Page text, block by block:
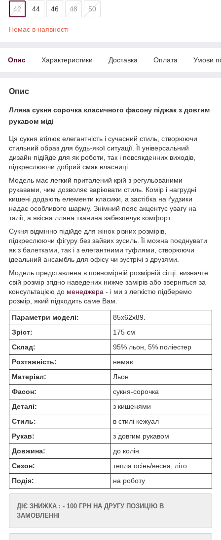
42 44 46 48 50
Немає в наявності
Опис Характеристики Доставка Оплата Умови
Опис
Лляна сукня сорочка класичного фасону піджак з довгим
рукавом міді
Ця сукня втілює елегантність і сучасний стиль, створюючи
стильний образ для будь-якої ситуації. Її універсальний
дизайн підійде для як роботи, так і повсякденних виходів,
підкреслюючи добрий смак власниці.
Модель має легкий приталений крій з регульованими
рукавами, чим дозволяє варіювати стиль. Комір і нагрудні
кишені додають елементи класики, а застібка на ґудзики
надає особливого шарму. Знімний пояс акцентує увагу на
талії, а якісна лляна тканина забезпечує комфорт.
Сукня відмінно підійде для жінок різних розмірів,
підкреслюючи фігуру без зайвих зусиль. Її можна поєднувати
як з балетками, так і з елегантними туфлями, створюючи
ідеальний ансамбль для офісу чи зустрічі з друзями.
Модель представлена в повномірній розмірній сітці: визначте
свій розмір згідно наведених нижче замірів або зверніться за
консультацією до менеджера - і ми з легкістю підберемо
розмір, який підходить саме Вам.
Параметри моделі:
85х62х89.
Зріст:
175 см
Склад:
95% льон, 5% поліестер
Розтяжність:
немає
Матеріал:
Льон
Фасон:
сукня-сорочка
Деталі:
з кишенями
Стиль:
в стилі кежуал
Рукав:
з довгим рукавом
Довжина:
до колін
Сезон:
тепла осінь/весна, літо
Подія:
на роботу
ДІЄ ЗНИЖКА : - 100 ГРН НА ДРУГУ ПОЗИЦІЮ В
ЗАМОВЛЕННІ